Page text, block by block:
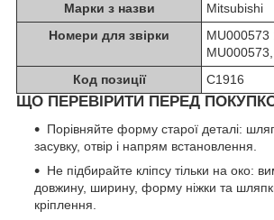
Марки з назви
Mitsubishi
Номери для звірки
MU000573
Код позиції
C1916
ЩО ПЕРЕВІРИТИ ПЕРЕД
Порівняйте форму старої деталі:
засувку, отвір і напрям встановлення.
Не підбирайте кліпсу тільки на око:
довжину, ширину, форму ніжки та
кріплення.